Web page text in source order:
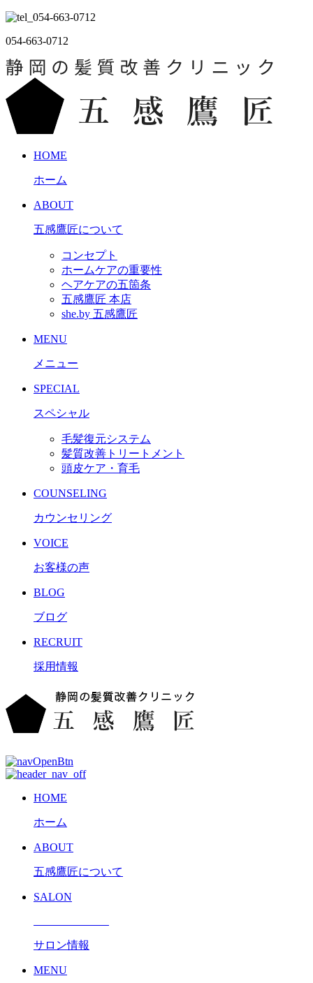
054-663-0712
HOME
ホーム
ABOUT
五感鷹匠について
コンセプト
ホームケアの重要性
ヘアケアの五箇条
五感鷹匠 本店
she.by 五感鷹匠
MENU
メニュー
SPECIAL
スペシャル
毛髪復元システム
髪質改善トリートメント
頭皮ケア・育毛
COUNSELING
カウンセリング
VOICE
お客様の声
BLOG
ブログ
RECRUIT
採用情報
HOME
ホーム
ABOUT
五感鷹匠について
SALON
サロン情報
MENU